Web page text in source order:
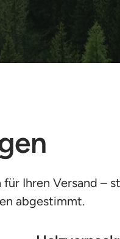
Ihren Versand –
abgestimmt.